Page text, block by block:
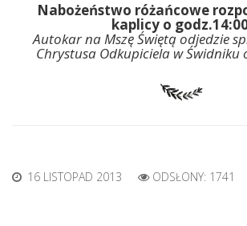
Nabożeństwo różańcowe
kaplicy o
Autokar naMszę Świętą odjedzie
Chrystusa Odkupiciela w Świdniku
16 LISTOPAD 2013 ODSŁONY: 1741